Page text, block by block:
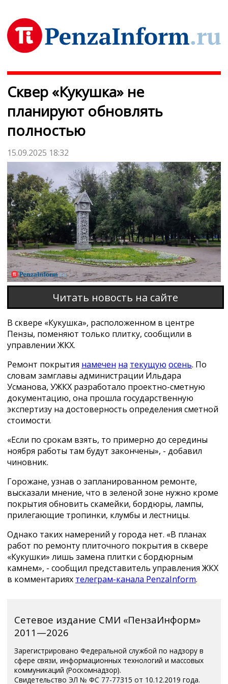
Сквер «Кукушка» не
планируют обновлять
полностью
15.09.2025 18:32
Читать новость на сайте
В сквере «Кукушка», расположенном в центре
Пензы, поменяют только плитку, сообщили в
управлении ЖКХ.
Ремонт покрытия намечен на текущую осень. По
словам замглавы администрации Ильдара
Усманова, УЖКХ разработало проектно-сметную
документацию, она прошла государственную
экспертизу на достоверность определения сметной
стоимости.
«Если по срокам взять, то примерно до середины
ноября работы там будут закончены», - добавил
чиновник.
Горожане, узнав о запланированном ремонте,
высказали мнение, что в зеленой зоне нужно кроме
покрытия обновить скамейки, бордюры, лампы,
прилегающие тропинки, клумбы и лестницы.
Однако таких намерений у города нет. «В планах
работ по ремонту плиточного покрытия в сквере
«Кукушки» лишь замена плитки с бордюрным
камнем», - сообщил представитель управления ЖКХ
в комментариях телеграм-канала PenzaInform.
Сетевое издание СМИ «ПензаИнформ»
2011—2026
Зарегистрировано Федеральной службой по надзору в
сфере связи, информационных технологий и массовых
коммуникаций (Роскомнадзор).
Свидетельство ЭЛ № ФС 77-77315 от 10.12.2019 года.